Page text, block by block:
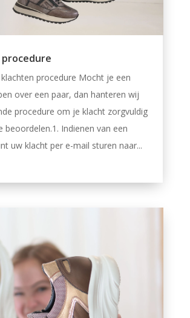
procedure Mocht je een
over een paar, dan hanteren wij
procedure om je klacht zorgvuldig
beoordelen.1. Indienen van een
uw klacht per e-mail sturen naar...